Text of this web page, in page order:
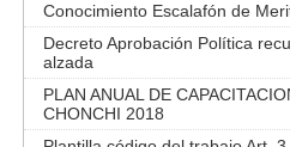
Conocimiento Escalafón de
Decreto Aprobación Política
alzada
PLAN ANUAL DE
CHONCHI 2018